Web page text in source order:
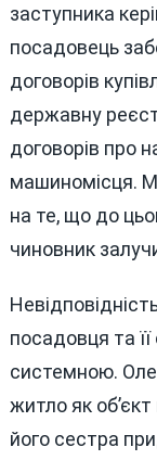
заступника
посадовець
договорів
державну
договорів про
машиномісця.
на те, що до
чиновник
посадовця та
системною.
житло як
його сестра